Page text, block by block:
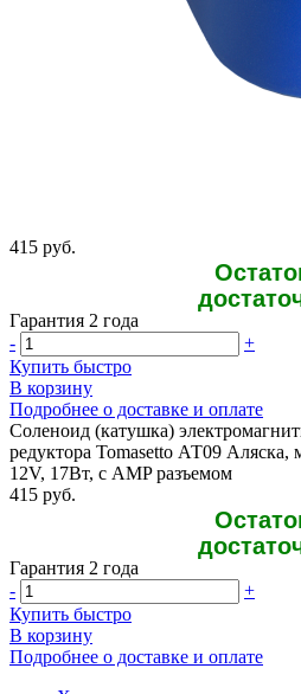
415 руб.
Гарантия 2 года
-
+
Купить быстро
В корзину
Подробнее о доставке и оплате
Соленоид (катушка)
редуктора Tomasetto АТ09 Аляска,
12V, 17Вт, с AMP разъемом
415 руб.
Гарантия 2 года
-
+
Купить быстро
В корзину
Подробнее о доставке и оплате